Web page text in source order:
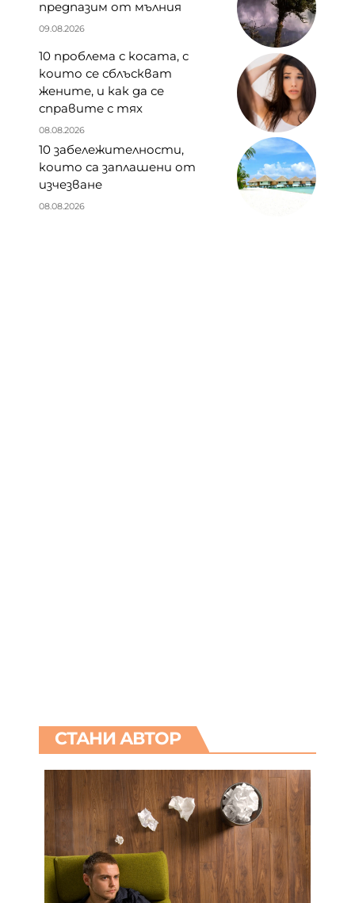
предпазим от мълния
09.08.2026
10 проблема с косата, с
които се сблъскват
жените, и как да се
справите с тях
08.08.2026
10 забележителности,
които са заплашени от
изчезване
08.08.2026
СТАНИ АВТОР